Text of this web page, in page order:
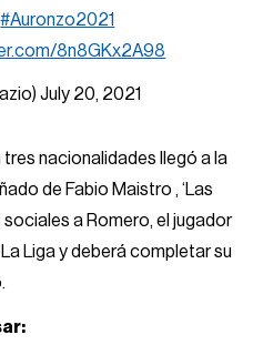
#Auronzo2021
8n8GKx2A98
July 20, 2021
nacionalidades llegó a la
de Fabio Maistro , ‘Las
sociales a Romero, el jugador
Liga y deberá completar su